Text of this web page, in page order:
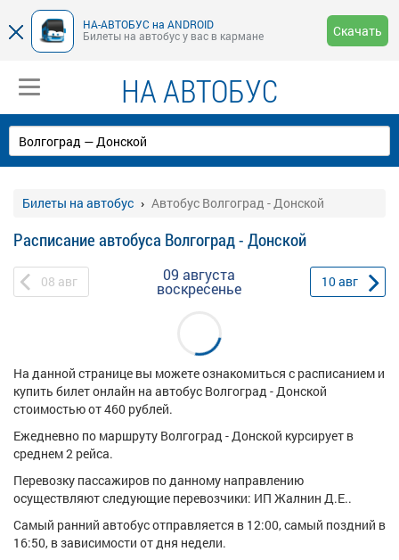
НА-АВТОБУС на ANDROID
Билеты на автобус у вас в кармане
Скачать
НА АВТОБУС
Билеты на автобус Автобус Волгоград - Донской
Расписание автобуса Волгоград - Донской
08 авг 09 августа
воскресенье 10авг
На данной странице вы можете ознакомиться с расписанием и
купить билет онлайн на автобус Волгоград - Донской
стоимостью от 460 рублей.
Ежедневно по маршруту Волгоград - Донской курсирует в
среднем 2 рейса.
Перевозку пассажиров по данному направлению
осуществляют следующие перевозчики: ИП Жалнин Д.Е..
Самый ранний автобус отправляется в 12:00, самый поздний в
16:50, в зависимости от дня недели.